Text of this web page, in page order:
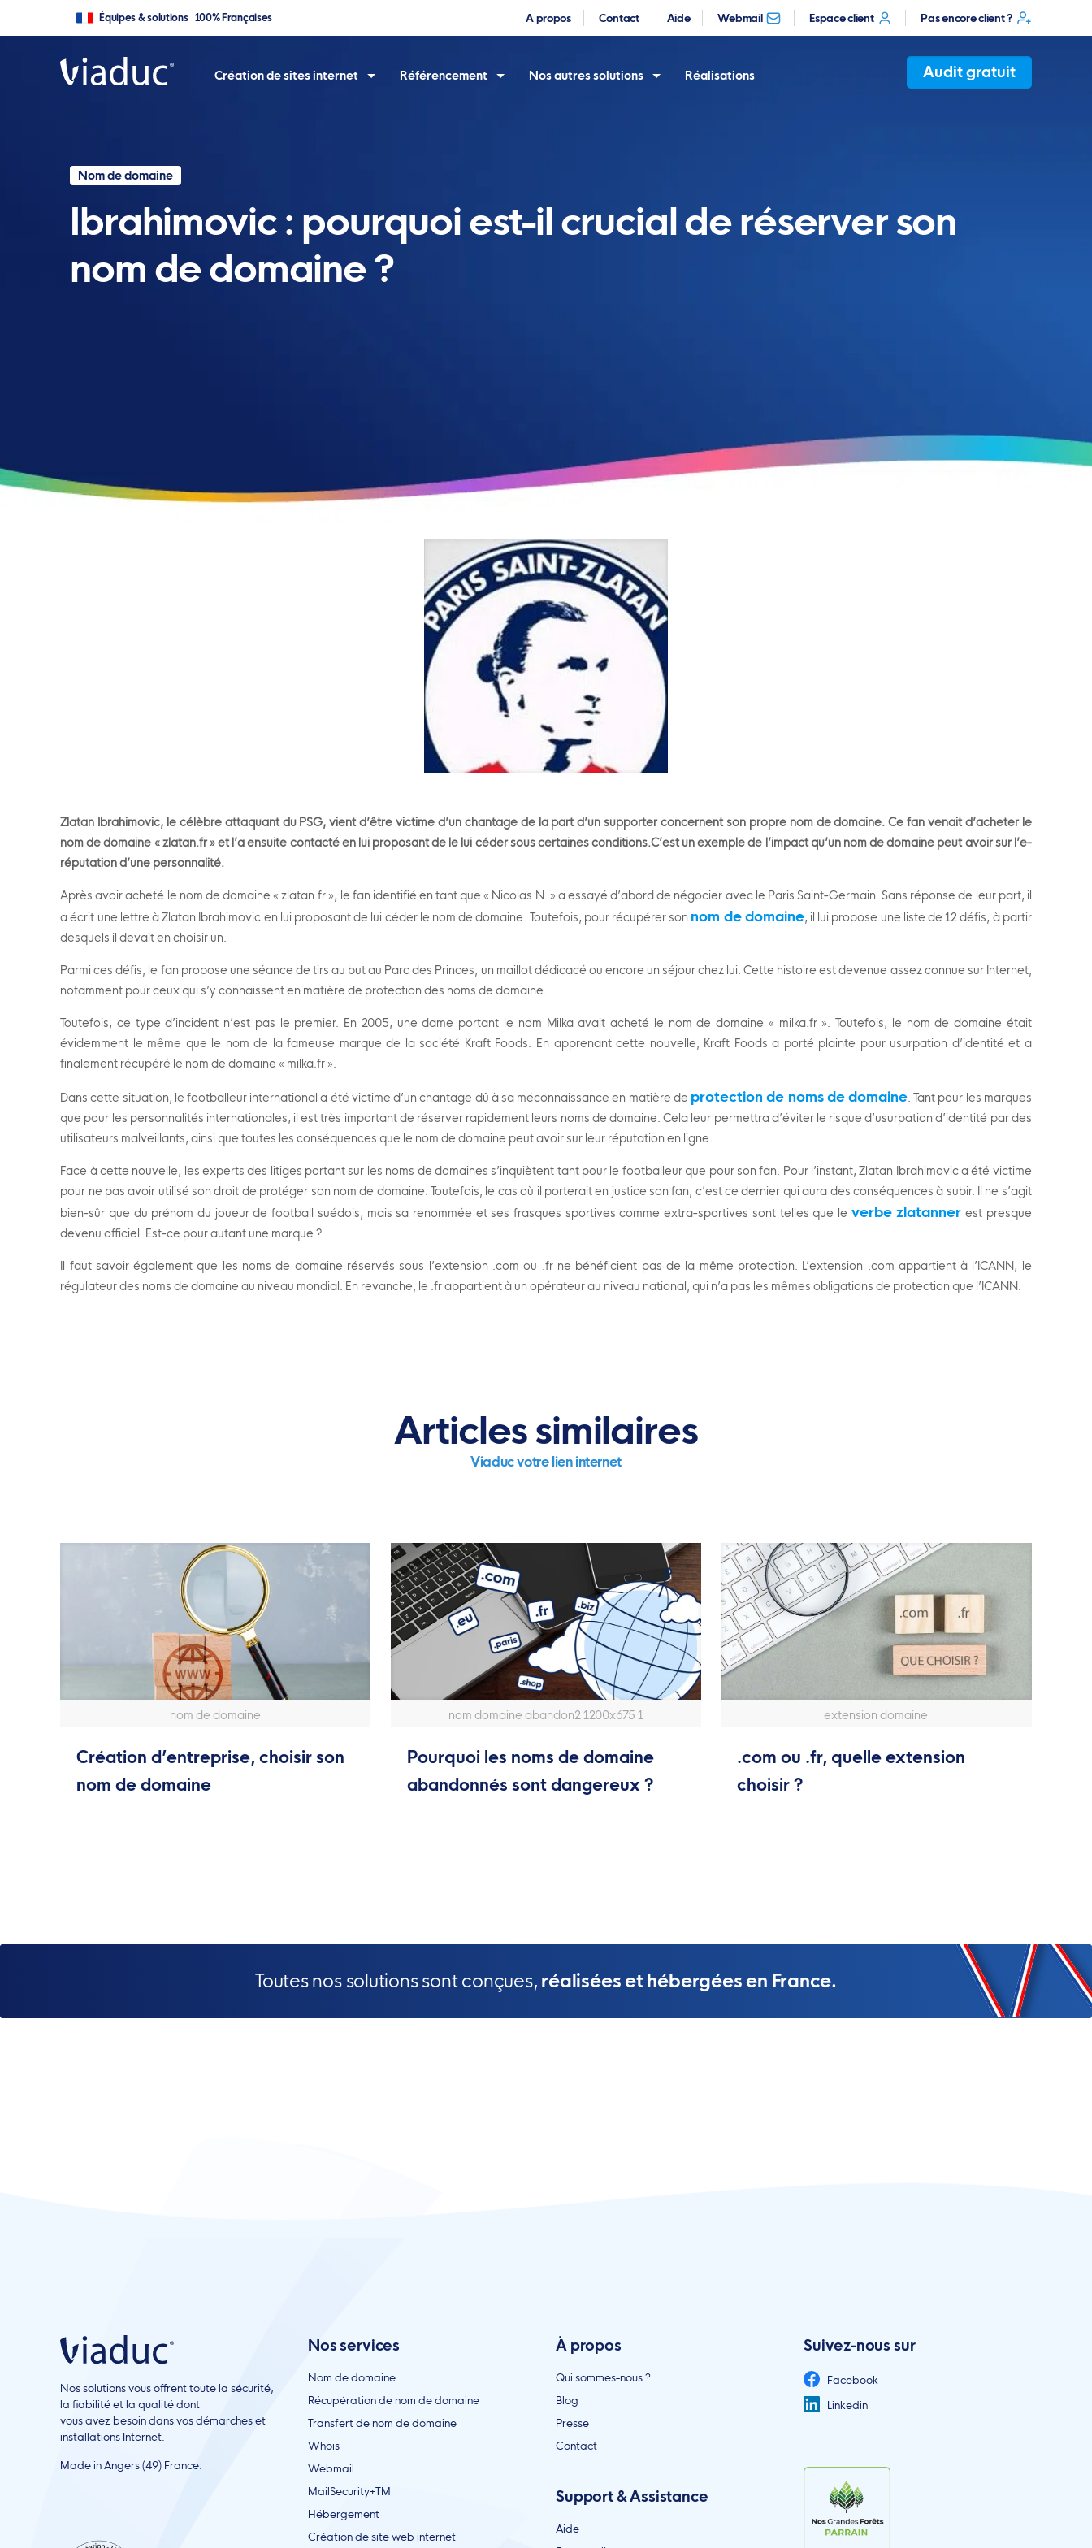
Équipes & solutions 100% Françaises A propos Contact Aide Webmail Espace client Pas encore client ?
Création de sites internet Référencement Nos autres solutions Réalisations Audit gratuit
Nom de domaine
Ibrahimovic : pourquoi est-il crucial de réserver son
nom de domaine ?
Zlatan Ibrahimovic, le célèbre attaquant du PSG, vient d’être victime d’un chantage de la part d’un supporter concernent son propre nom de domaine. Ce fan venait d’acheter le
nom de domaine « zlatan.fr » et l’a ensuite contacté en lui proposant de le lui céder sous certaines conditions.C’est un exemple de l’impact qu’un nom de domaine peut avoir sur l’e-
réputation d’une personnalité.
Après avoir acheté le nom de domaine « zlatan.fr », le fan identifié en tant que « Nicolas N. » a essayé d’abord de négocier avec le Paris Saint-Germain. Sans réponse de leur part, il
a écrit une lettre à Zlatan Ibrahimovic en lui proposant de lui céder le nom de domaine. Toutefois, pour récupérer son nom de domaine, il lui propose une liste de 12 défis, à partir
desquels il devait en choisir un.
Parmi ces défis, le fan propose une séance de tirs au but au Parc des Princes, un maillot dédicacé ou encore un séjour chez lui. Cette histoire est devenue assez connue sur Internet,
notamment pour ceux qui s’y connaissent en matière de protection des noms de domaine.
Toutefois, ce type d’incident n’est pas le premier. En 2005, une dame portant le nom Milka avait acheté le nom de domaine « milka.fr ». Toutefois, le nom de domaine était
évidemment le même que le nom de la fameuse marque de la société Kraft Foods. En apprenant cette nouvelle, Kraft Foods a porté plainte pour usurpation d’identité et a
finalement récupéré le nom de domaine « milka.fr ».
Dans cette situation, le footballeur international a été victime d’un chantage dû à sa méconnaissance en matière de protection de noms de domaine. Tant pour les marques
que pour les personnalités internationales, il est très important de réserver rapidement leurs noms de domaine. Cela leur permettra d’éviter le risque d’usurpation d’identité par des
utilisateurs malveillants, ainsi que toutes les conséquences que le nom de domaine peut avoir sur leur réputation en ligne.
Face à cette nouvelle, les experts des litiges portant sur les noms de domaines s’inquiètent tant pour le footballeur que pour son fan. Pour l’instant, Zlatan Ibrahimovic a été victime
pour ne pas avoir utilisé son droit de protéger son nom de domaine. Toutefois, le cas où il porterait en justice son fan, c’est ce dernier qui aura des conséquences à subir. Il ne s’agit
bien-sûr que du prénom du joueur de football suédois, mais sa renommée et ses frasques sportives comme extra-sportives sont telles que le verbe zlatanner est presque
devenu officiel. Est-ce pour autant une marque ?
Il faut savoir également que les noms de domaine réservés sous l’extension .com ou .fr ne bénéficient pas de la même protection. L’extension .com appartient à l’ICANN, le
régulateur des noms de domaine au niveau mondial. En revanche, le .fr appartient à un opérateur au niveau national, qui n’a pas les mêmes obligations de protection que l’ICANN.
Articles similaires
Viaduc votre lien internet
nom de domaine
Création d’entreprise, choisir son
nom de domaine
nom domaine abandon2 1200x675 1
Pourquoi les noms de domaine
abandonnés sont dangereux ?
extension domaine
.com ou .fr, quelle extension
choisir ?
Toutes nos solutions sont conçues, réalisées et hébergées en France.
Nos solutions vous offrent toute la sécurité,
la fiabilité et la qualité dont
vous avez besoin dans vos démarches et
installations Internet.
Made in Angers (49) France.
Nos services
Nom de domaine
Récupération de nom de domaine
Transfert de nom de domaine
Whois
Webmail
MailSecurity+TM
Hébergement
Création de site web internet
À propos
Qui sommes-nous ?
Blog
Presse
Contact
Support & Assistance
Aide
Suivez-nous sur
Facebook
Linkedin